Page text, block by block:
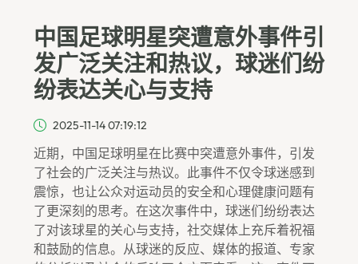
中国足球明星突遭意外事件引
发广泛关注和热议，球迷们纷
纷表达关心与支持
2025-11-14 07:19:12
近期，中国足球明星在比赛中突遭意外事件，引发
了社会的广泛关注与热议。此事件不仅令球迷感到
震惊，也让公众对运动员的安全和心理健康问题有
了更深刻的思考。在这次事件中，球迷们纷纷表达
了对该球星的关心与支持，社交媒体上充斥着祝福
和鼓励的信息。从球迷的反应、媒体的报道、专家